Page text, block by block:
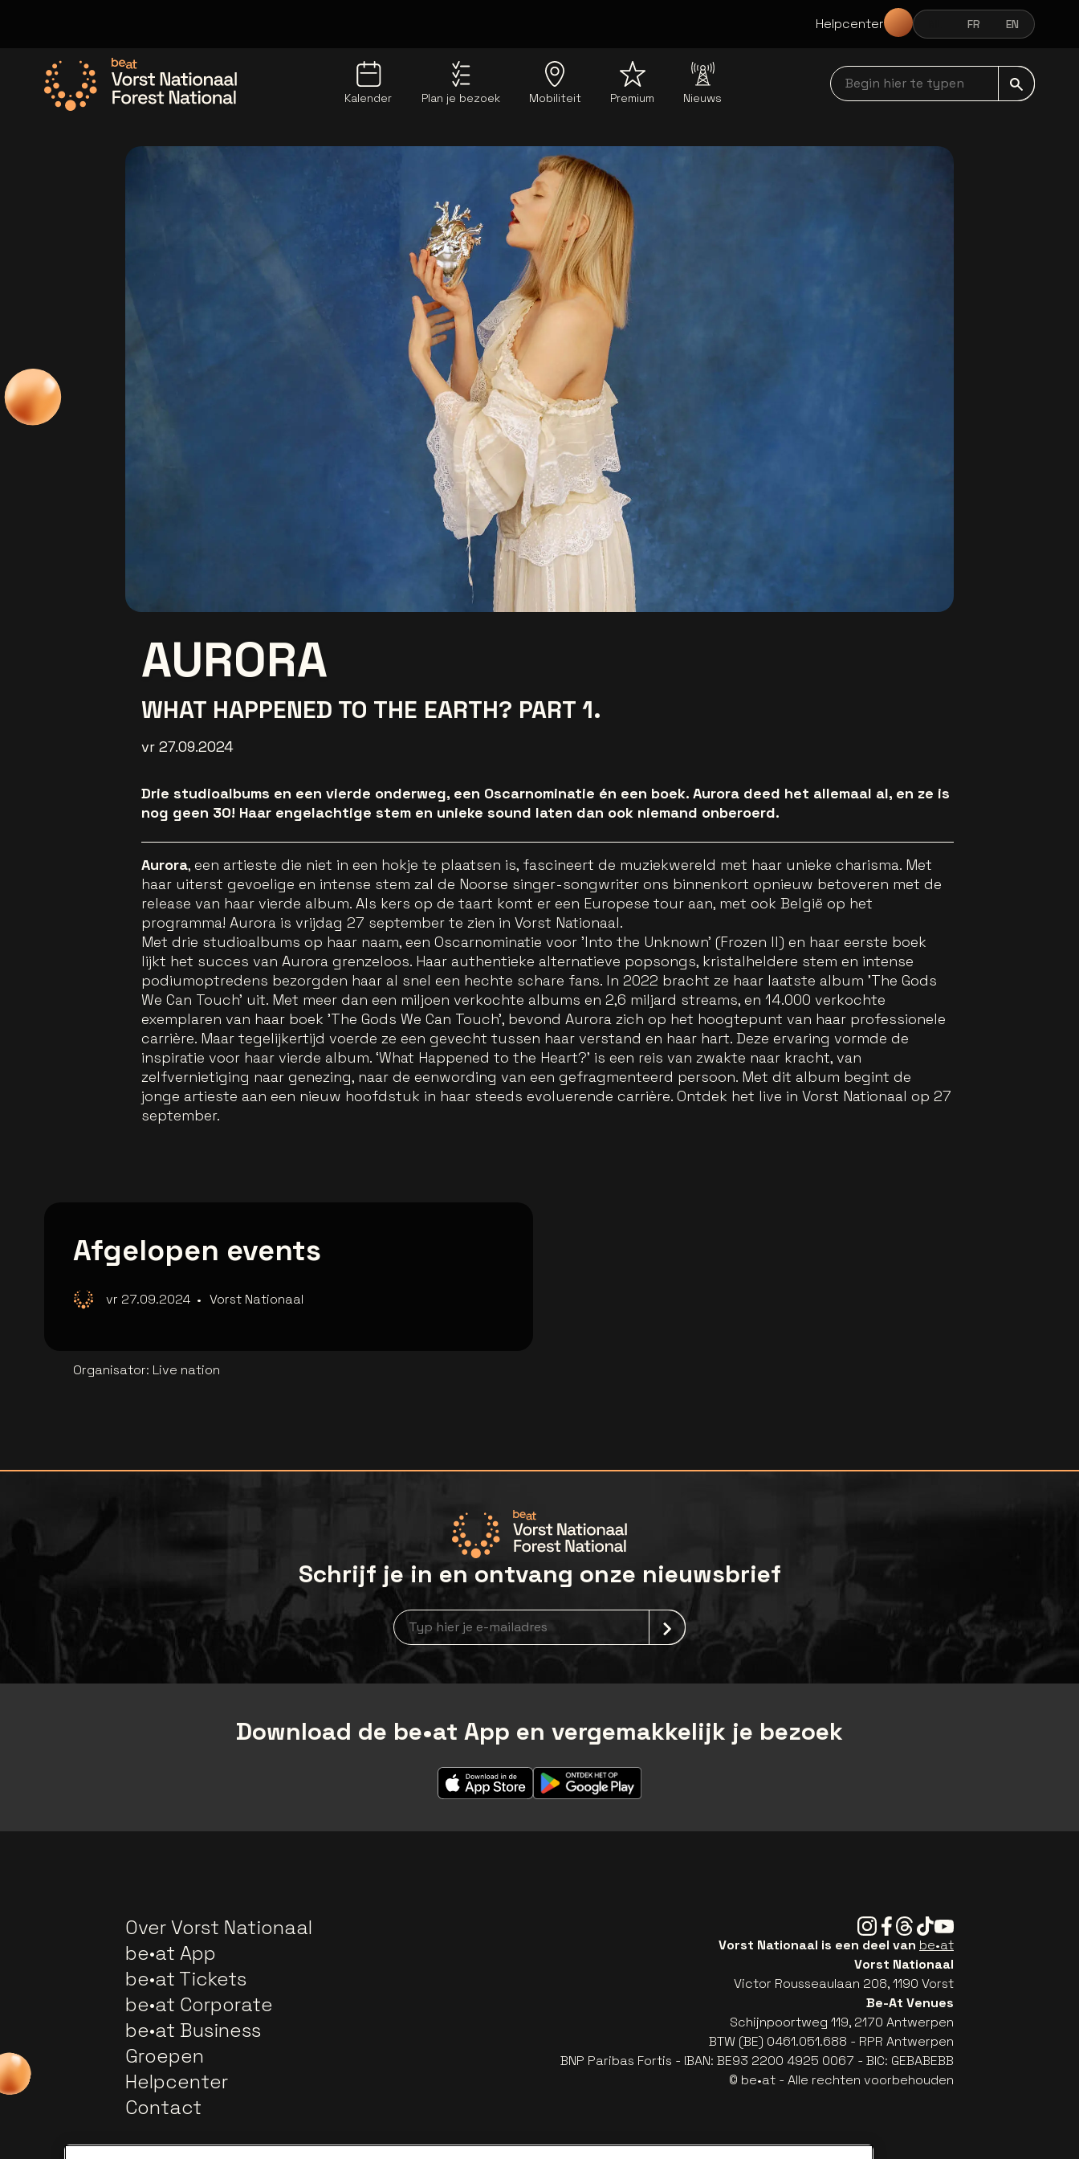
Helpcenter NEDERLANDSFRANÇAIS
FR ENGLISH
EN
Kalender Plan je bezoek Mobiliteit Premium Nieuws
Begin hier te typen navbar
AURORA
WHAT HAPPENED TO THE EARTH? PART 1.
vr 27.09.2024
Drie studioalbums en een vierde onderweg, een Oscarnominatie én een boek. Aurora deed het allemaal al, en ze is
nog geen 30! Haar engelachtige stem en unieke sound laten dan ook niemand onberoerd.
Aurora, een artieste die niet in een hokje te plaatsen is, fascineert de muziekwereld met haar unieke charisma. Met
haar uiterst gevoelige en intense stem zal de Noorse singer-songwriter ons binnenkort opnieuw betoveren met de
release van haar vierde album. Als kers op de taart komt er een Europese tour aan, met ook België op het
programma! Aurora is vrijdag 27 september te zien in Vorst Nationaal.
Met drie studioalbums op haar naam, een Oscarnominatie voor 'Into the Unknown' (Frozen II) en haar eerste boek
lijkt het succes van Aurora grenzeloos. Haar authentieke alternatieve popsongs, kristalheldere stem en intense
podiumoptredens bezorgden haar al snel een hechte schare fans. In 2022 bracht ze haar laatste album 'The Gods
We Can Touch' uit. Met meer dan een miljoen verkochte albums en 2,6 miljard streams, en 14.000 verkochte
exemplaren van haar boek 'The Gods We Can Touch', bevond Aurora zich op het hoogtepunt van haar professionele
carrière. Maar tegelijkertijd voerde ze een gevecht tussen haar verstand en haar hart. Deze ervaring vormde de
inspiratie voor haar vierde album. ‘What Happened to the Heart?’ is een reis van zwakte naar kracht, van
zelfvernietiging naar genezing, naar de eenwording van een gefragmenteerd persoon. Met dit album begint de
jonge artieste aan een nieuw hoofdstuk in haar steeds evoluerende carrière. Ontdek het live in Vorst Nationaal op 27
september.
Afgelopen events
vr 27.09.2024 • Vorst Nationaal
Organisator: Live nation
Schrijf je in en ontvang onze nieuwsbrief
Nieuwsbrief aanmelding
Download de be•at App en vergemakkelijk je bezoek
Over Vorst Nationaal
be•at App
be•at Tickets
be•at Corporate
be•at Business
Groepen
Helpcenter
Contact
Instagram
Facebook
Threads
TiktokYoutube
Vorst Nationaal is een deel van be•at
Vorst Nationaal
Victor Rousseaulaan 208, 1190 Vorst
Be-At Venues
Schijnpoortweg 119, 2170 Antwerpen
BTW (BE) 0461.051.688 - RPR Antwerpen
BNP Paribas Fortis - IBAN: BE93 2200 4925 0067 - BIC: GEBABEBB
© be•at - Alle rechten voorbehouden